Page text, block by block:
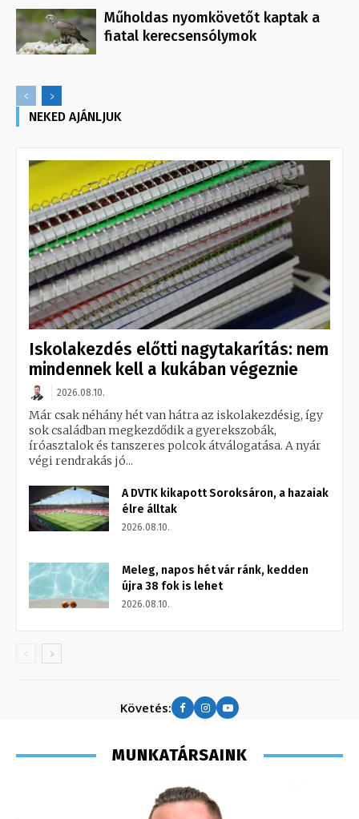
Műholdas nyomkövetőt kaptak a
fiatal kerecsensólymok
NEKED AJÁNLJUK
Iskolakezdés előtti nagytakarítás: nem
mindennek kell a kukában végeznie
2026.08.10.
Már csak néhány hét van hátra az iskolakezdésig, így
sok családban megkezdődik a gyerekszobák,
íróasztalok és tanszeres polcok átválogatása. A nyár
végi rendrakás jó...
A DVTK kikapott Soroksáron, a hazaiak
élre álltak
2026.08.10.
Meleg, napos hét vár ránk, kedden
újra 38 fok is lehet
2026.08.10.
Követés:
MUNKATÁRSAINK